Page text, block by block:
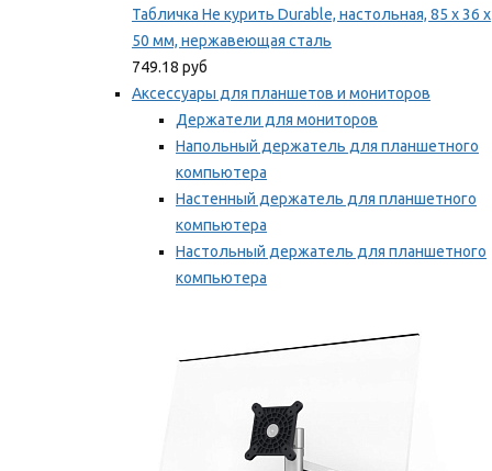
Табличка Не курить Durable, настольная, 85 x 36 x
50 мм, нержавеющая сталь
749.18 руб
Аксессуары для планшетов и мониторов
Держатели для мониторов
Напольный держатель для планшетного
компьютера
Настенный держатель для планшетного
компьютера
Настольный держатель для планшетного
компьютера